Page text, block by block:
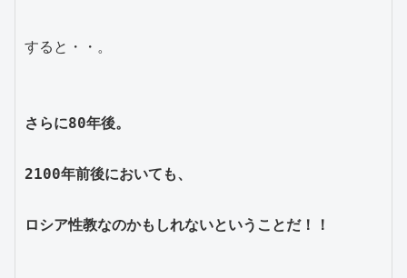
すると・・。
さらに80年後。
2100年前後においても、
ロシア性教なのかもしれないということだ！！